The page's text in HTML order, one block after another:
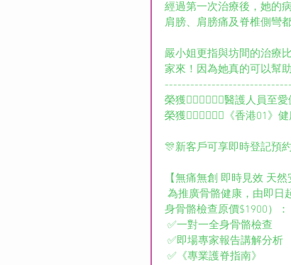
經過第一次治療後，她的
肩膀、肩膀痛及脊椎側彎
嚴小姐更指與坊間的治療
家來！因為她真的可以幫
榮獲👨🏻‍⚕️👩🏻‍⚕️醫護人員至
榮獲👨🏻‍⚕️👩🏻‍⚕️️️《香港01
🎊新客戶可享即時登記預
【無痛無創 即時見效 天然
身骨骼檢查原價$1900）：
✅一對一全身骨骼檢查
✅即場專家報告講解分析
✅《專業護脊指南》